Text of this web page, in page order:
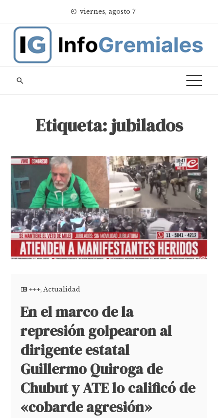
content
viernes, agosto 7
Etiqueta:jubilados
+++,Actualidad
En el marco de la
represión golpearon al
dirigente estatal
Guillermo Quiroga de
Chubut y ATE lo calificó de
«cobarde agresión»